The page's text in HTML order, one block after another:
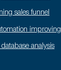
sales funnel
improving
analysis